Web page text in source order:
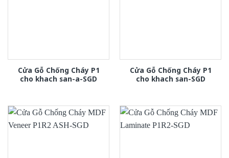
Cửa Gỗ Chống Cháy P1
cho khach san-a-SGD
Cửa Gỗ Chống Cháy P1
cho khach san-SGD